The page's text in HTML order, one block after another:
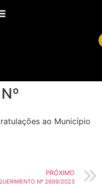
ao Município
PRÓXIMO
Nº 2609/2023